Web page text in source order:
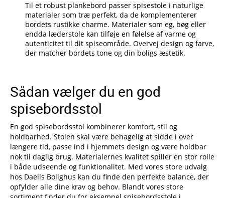
Til et robust plankebord passer spisestole i naturlige
materialer som træ perfekt, da de komplementerer
bordets rustikke charme. Materialer som eg, bøg eller
endda læderstole kan tilføje en følelse af varme og
autenticitet til dit spiseområde. Overvej design og farve,
der matcher bordets tone og din boligs æstetik.
Sådan vælger du en god
spisebordsstol
En god spisebordsstol kombinerer komfort, stil og
holdbarhed. Stolen skal være behagelig at sidde i over
længere tid, passe ind i hjemmets design og være holdbar
nok til daglig brug. Materialernes kvalitet spiller en stor rolle
i både udseende og funktionalitet. Med vores store udvalg
hos Daells Bolighus kan du finde den perfekte balance, der
opfylder alle dine krav og behov. Blandt vores store